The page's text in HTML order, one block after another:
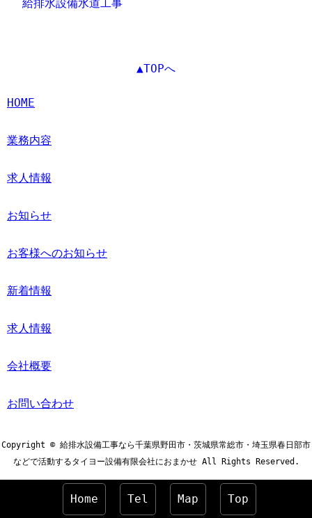
給排水設備水道工事
▲TOPへ
HOME
業務内容
求人情報
お知らせ
お客様へのお知らせ
新着情報
求人情報
会社概要
お問い合わせ
Copyright © 給排水設備工事なら千葉県野田市・茨城県常総市・埼玉県春日部市
などで活動するタイヨー設備有限会社におまかせ All Rights Reserved.
Home Tel Map Top